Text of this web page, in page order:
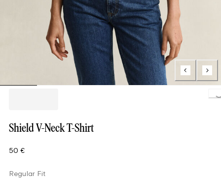
Shield V-Neck T-Shirt
50 €
Regular Fit